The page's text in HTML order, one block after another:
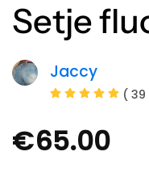
Setje
Jaccy
( 39
€65.00